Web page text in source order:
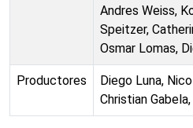
Andres Weiss,
Speitzer,
Osmar Lomas,
Productores
Diego Luna,
Christian